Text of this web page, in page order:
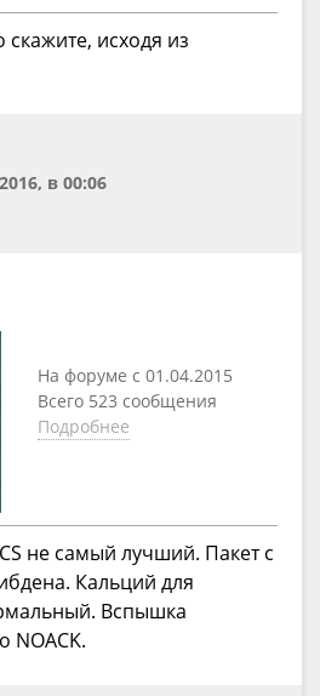
скажите, исходя из
в 00:06
На форуме с 01.04.2015
Всего 523 сообщения
Подробнее
не самый лучший. Пакет с
Кальций для
Вспышка
NOACK.